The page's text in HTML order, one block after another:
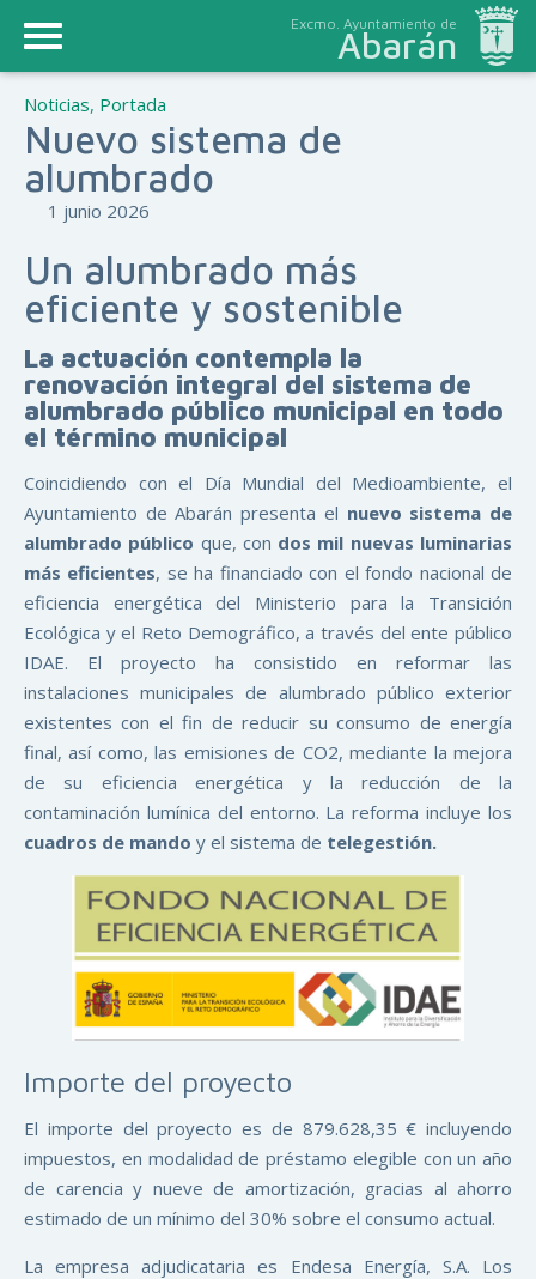
Excmo. Ayuntamiento de
Abarán
Noticias, Portada
Nuevo sistema de
alumbrado
1 junio 2026
Un alumbrado más
eficiente y sostenible
La actuación contempla la
renovación integral del sistema de
alumbrado público municipal en todo
el término municipal
Coincidiendo con el Día Mundial del Medioambiente, el
Ayuntamiento de Abarán presenta el nuevo sistema de
alumbrado público que, con dos mil nuevas luminarias
más eficientes, se ha financiado con el fondo nacional de
eficiencia energética del Ministerio para la Transición
Ecológica y el Reto Demográfico, a través del ente público
IDAE. El proyecto ha consistido en reformar las
instalaciones municipales de alumbrado público exterior
existentes con el fin de reducir su consumo de energía
final, así como, las emisiones de CO2, mediante la mejora
de su eficiencia energética y la reducción de la
contaminación lumínica del entorno. La reforma incluye los
cuadros de mando y el sistema de telegestión.
Importe del proyecto
El importe del proyecto es de 879.628,35 € incluyendo
impuestos, en modalidad de préstamo elegible con un año
de carencia y nueve de amortización, gracias al ahorro
estimado de un mínimo del 30% sobre el consumo actual.
La empresa adjudicataria es Endesa Energía, S.A. Los